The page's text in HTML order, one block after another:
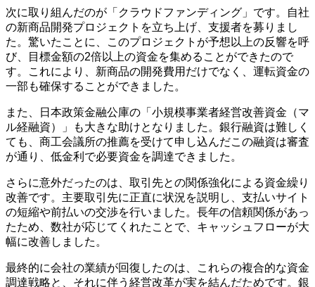
次に取り組んだのが「クラウドファンディング」です。自社
の新商品開発プロジェクトを立ち上げ、支援者を募りまし
た。驚いたことに、このプロジェクトが予想以上の反響を呼
び、目標金額の2倍以上の資金を集めることができたので
す。これにより、新商品の開発費用だけでなく、運転資金の
一部も確保することができました。
また、日本政策金融公庫の「小規模事業者経営改善資金（マ
ル経融資）」も大きな助けとなりました。銀行融資は難しく
ても、商工会議所の推薦を受けて申し込んだこの融資は審査
が通り、低金利で必要資金を調達できました。
さらに意外だったのは、取引先との関係強化による資金繰り
改善です。主要取引先に正直に状況を説明し、支払いサイト
の短縮や前払いの交渉を行いました。長年の信頼関係があっ
たため、数社が応じてくれたことで、キャッシュフローが大
幅に改善しました。
最終的に会社の業績が回復したのは、これらの複合的な資金
調達戦略と、それに伴う経営改革が実を結んだためです。銀